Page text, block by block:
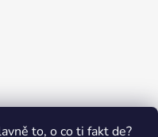
to, o co ti fakt de?